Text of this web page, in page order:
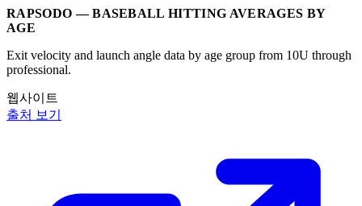
RAPSODO — BASEBALL HITTING AVERAGES BY
AGE
Exit velocity and launch angle data by age group from 10U through
professional.
웹사이트
출처 보기